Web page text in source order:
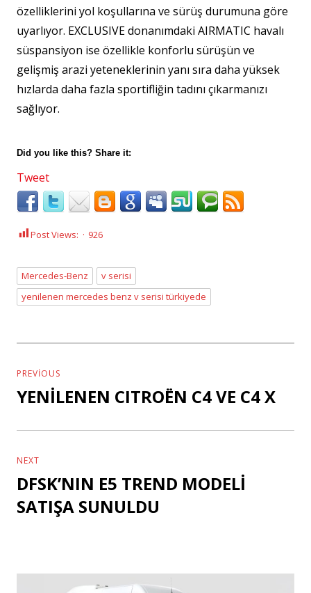
özelliklerini yol koşullarına ve sürüş durumuna göre
uyarlıyor. EXCLUSIVE donanımdaki AIRMATIC havalı
süspansiyon ise özellikle konforlu sürüşün ve
gelişmiş arazi yeteneklerinin yanı sıra daha yüksek
hızlarda daha fazla sportifliğin tadını çıkarmanızı
sağlıyor.
Did you like this? Share it:
Tweet
Post Views: 926
Tags
Mercedes-Benz
v serisi
yenilenen mercedes benz v serisi türkiyede
dolaşımı
PREVIOUS
Previous
YENİLENEN CITROËN C4 VE C4 X
NEXT
Next
post:
DFSK’NIN E5 TREND MODELİ
SATIŞA SUNULDU